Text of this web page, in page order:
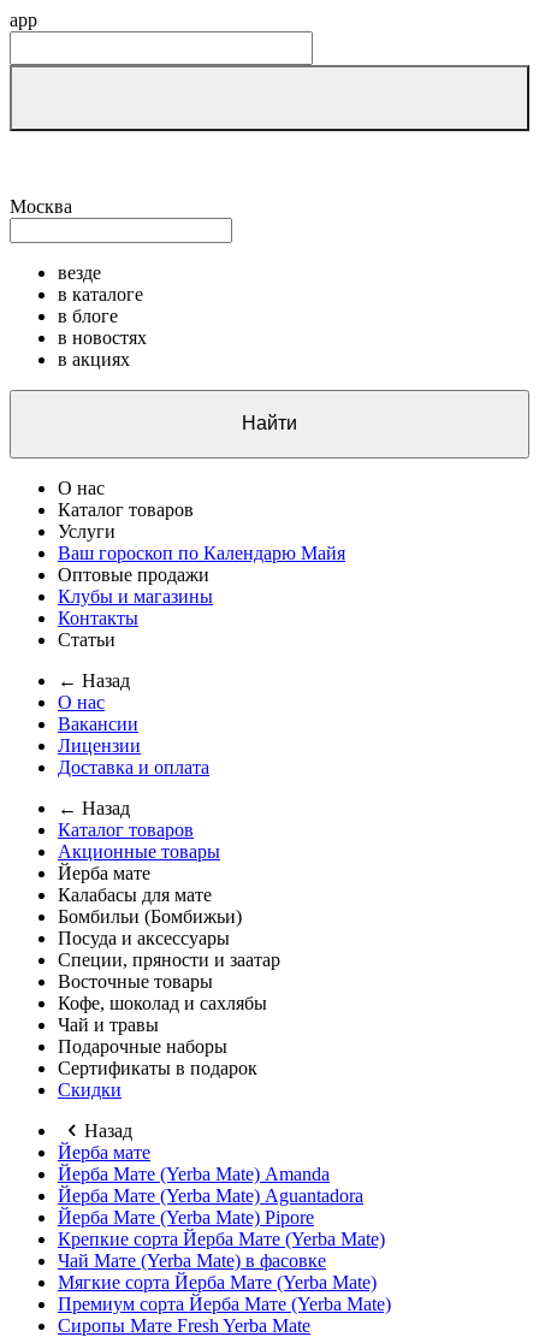
app
Москва
везде
в каталоге
в блоге
в новостях
в акциях
Найти
О нас
Каталог товаров
Услуги
Ваш гороскоп по Календарю Майя
Оптовые продажи
Клубы и магазины
Контакты
Статьи
← Назад
О нас
Вакансии
Лицензии
Доставка и оплата
← Назад
Каталог товаров
Акционные товары
Йерба мате
Калабасы для мате
Бомбильи (Бомбижьи)
Посуда и аксессуары
Специи, пряности и заатар
Восточные товары
Кофе, шоколад и сахлябы
Чай и травы
Подарочные наборы
Сертификаты в подарок
Скидки
Назад
Йерба мате
Йерба Мате (Yerba Mate) Amanda
Йерба Мате (Yerba Mate) Aguantadora
Йерба Мате (Yerba Mate) Pipore
Крепкие сорта Йерба Мате (Yerba Mate)
Чай Мате (Yerba Mate) в фасовке
Мягкие сорта Йерба Мате (Yerba Mate)
Премиум сорта Йерба Мате (Yerba Mate)
Сиропы Мате Fresh Yerba Mate